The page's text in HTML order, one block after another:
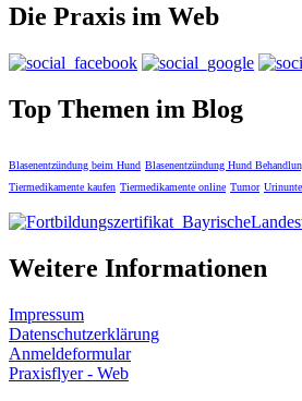
Die Praxis im Web
Top Themen im Blog
Blasenentzündung beim Hund Blasenentzündung Hund
Tiermedikamente kaufen Tiermedikamente online Tumor
Weitere Informationen
Impressum
Datenschutzerklärung
Anmeldeformular
Praxisflyer - Web